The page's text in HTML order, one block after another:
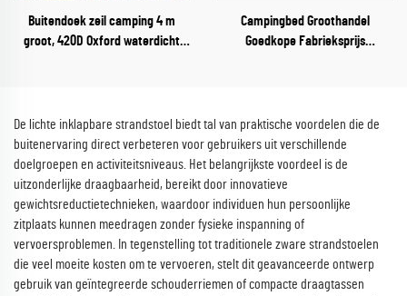
Buitendoek zeil camping 4 m
groot, 420D Oxford waterdicht
Campingbed Groothandel
Goedkope Fabrieksprijs
De lichte inklapbare strandstoel biedt tal van praktische voordelen die de
buitenervaring direct verbeteren voor gebruikers uit verschillende
doelgroepen en activiteitsniveaus. Het belangrijkste voordeel is de
uitzonderlijke draagbaarheid, bereikt door innovatieve
gewichtsreductietechnieken, waardoor individuen hun persoonlijke
zitplaats kunnen meedragen zonder fysieke inspanning of
vervoersproblemen. In tegenstelling tot traditionele zware strandstoelen
die veel moeite kosten om te vervoeren, stelt dit geavanceerde ontwerp
gebruik van geïntegreerde schouderriemen of compacte draagtassen